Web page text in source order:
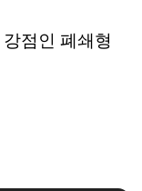
강점인 폐쇄형